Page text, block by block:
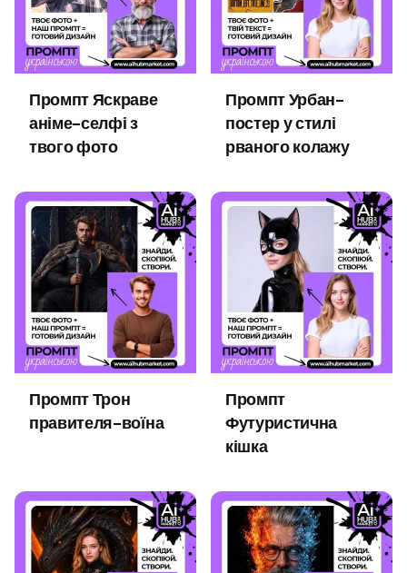
Промпт Яскраве
аніме-селфі з
твого фото
Промпт Урбан-
постер у стилі
рваного колажу
Промпт Трон
правителя-воїна
Промпт
Футуристична
кішка